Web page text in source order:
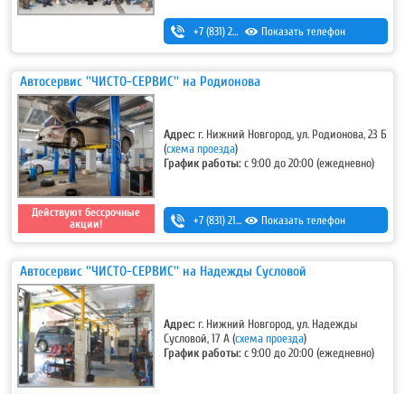
+7 (831) 280-69-88 Показать телефон
Автосервис ''ЧИСТО-СЕРВИС'' на Родионова
Действуют бессрочные
акции!
Адрес: г. Нижний Новгород, ул. Родионова, 23 Б
(схема проезда)
График работы:с 9:00 до 20:00 (ежедневно)
+7 (831) 213-75-75 (доб. 1) Показать телефон
Автосервис ''ЧИСТО-СЕРВИС'' на Надежды Сусловой
Адрес: г. Нижний Новгород, ул. Надежды
Сусловой, 17 А(схема проезда)
График работы:с 9:00 до 20:00 (ежедневно)